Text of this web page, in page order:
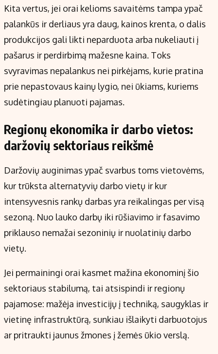
Kita vertus, jei orai kelioms savaitėms tampa ypač
palankūs ir derliaus yra daug, kainos krenta, o dalis
produkcijos gali likti neparduota arba nukeliauti į
pašarus ir perdirbimą mažesne kaina. Toks
svyravimas nepalankus nei pirkėjams, kurie pratina
prie nepastovaus kainų lygio, nei ūkiams, kuriems
sudėtingiau planuoti pajamas.
Regionų ekonomika ir darbo vietos:
daržovių sektoriaus reikšmė
Daržovių auginimas ypač svarbus toms vietovėms,
kur trūksta alternatyvių darbo vietų ir kur
intensyvesnis rankų darbas yra reikalingas per visą
sezoną. Nuo lauko darbų iki rūšiavimo ir fasavimo
priklauso nemažai sezoninių ir nuolatinių darbo
vietų.
Jei permainingi orai kasmet mažina ekonominį šio
sektoriaus stabilumą, tai atsispindi ir regionų
pajamose: mažėja investicijų į techniką, saugyklas ir
vietinę infrastruktūrą, sunkiau išlaikyti darbuotojus
ar pritraukti jaunus žmones į žemės ūkio verslą.